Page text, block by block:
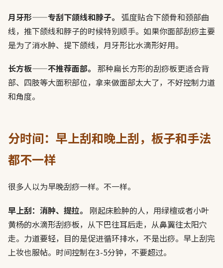
月牙形——专刮下颌线和脖子。 弧度贴合下颌骨和颈部曲
线，推下颌线和脖子的时候特别顺手。如果你面部刮痧主要
是为了消水肿、提下颌线，月牙形比水滴形好用。
长方板——不推荐面部。 那种扁长方形的刮痧板更适合背
部、四肢等大面积部位，拿来做面部太大了，不好控制力道
和角度。
分时间：早上刮和晚上刮，板子和手法
都不一样
很多人以为早晚刮痧一样。不一样。
早上刮：消肿、提拉。
刚起床脸肿的人，用绿檀或者小叶
黄杨的水滴形刮痧板，从下巴往耳后走，从鼻翼往太阳穴
走。力道要轻，目的是促进循环排水，不是出痧。早上刮完
上妆也服帖。时间控制在3-5分钟，不要超过。